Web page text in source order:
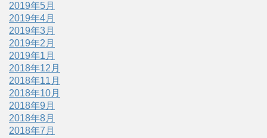
2019年5月
2019年4月
2019年3月
2019年2月
2019年1月
2018年12月
2018年11月
2018年10月
2018年9月
2018年8月
2018年7月